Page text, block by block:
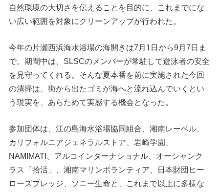
自然環境の大切さを伝えることを目的に、これまでにな
い広い範囲を対象にクリーンアップが行われた。
今年の片瀬西浜海水浴場の海開きは7月1日から9月7日ま
で。期間中は、SLSCのメンバーが常駐して遊泳者の安全
を見守ってくれる。そんな夏本番を前に実施された今回
の清掃は、街から出たゴミが海へと流れ込んでいくとい
う現実を、あらためて実感する機会となった。
参加団体は、江の島海水浴場協同組合、湘南レーベル、
カリフォルニアジェネラルストア、岩崎学園、
NAMIMATI、アルコインターナショナル、オーシャンク
ラス「拾活」、湘南マリンボランティア、日本財団ヒー
ローズプレッジ、ソニー生命と、これまで以上に多様な